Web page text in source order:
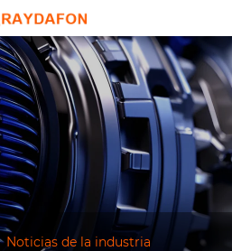
Noticias de la industria